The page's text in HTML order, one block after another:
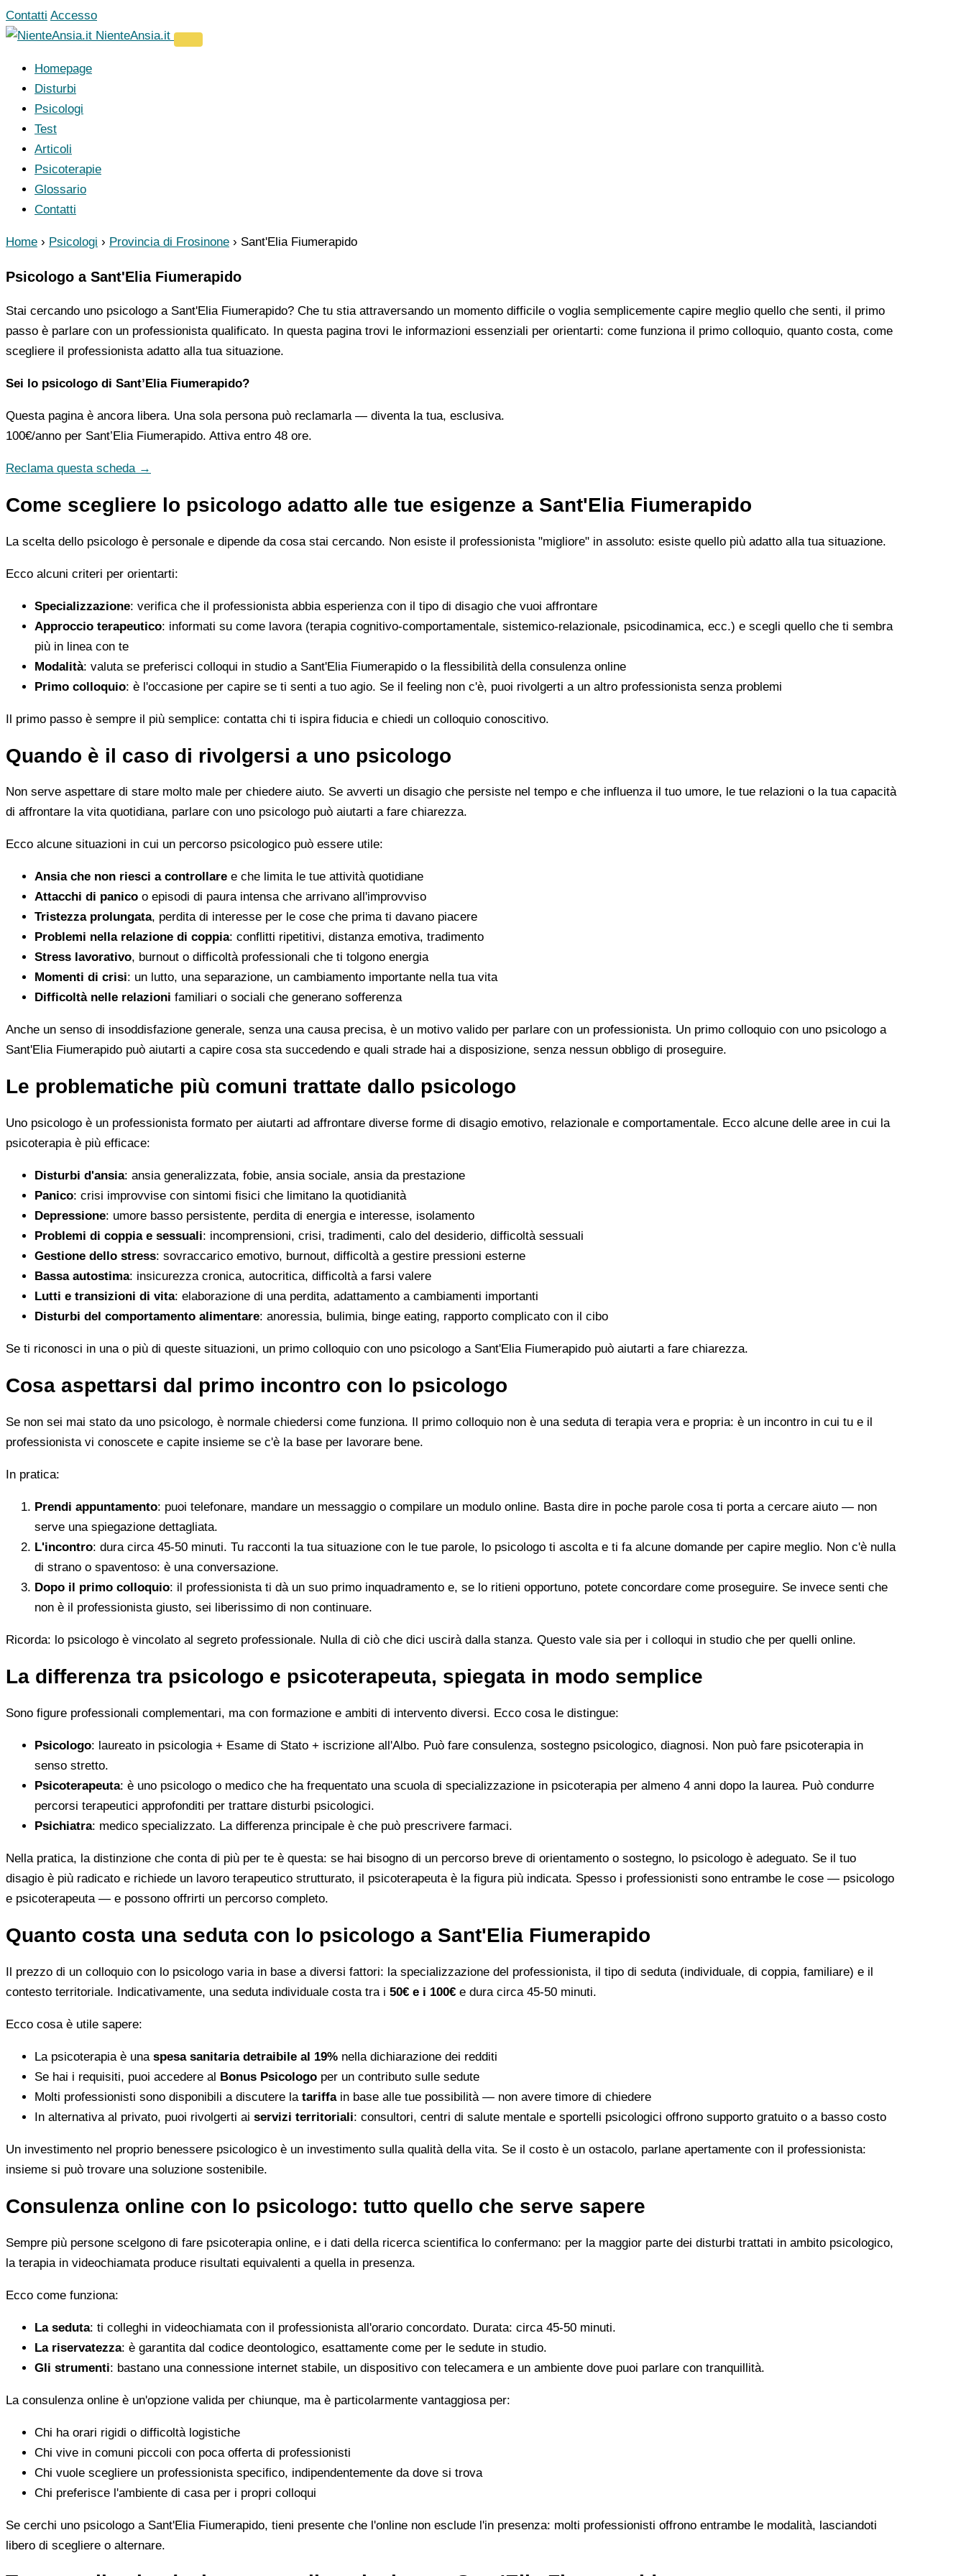
Vai
al
Contatti Accesso
NienteAnsia.it
Homepage
Disturbi
Psicologi
Test
Articoli
Psicoterapie
Glossario
Contatti
Home › Psicologi › Provincia di Frosinone › Sant'Elia Fiumerapido
Psicologo a Sant'Elia Fiumerapido
Stai cercando uno psicologo a Sant'Elia Fiumerapido? Che tu stia attraversando un momento difficile o voglia semplicemente capire meglio quello che senti, il primo
passo è parlare con un professionista qualificato. In questa pagina trovi le informazioni essenziali per orientarti: come funziona il primo colloquio, quanto costa, come
scegliere il professionista adatto alla tua situazione.
Sei lo psicologo di Sant’Elia Fiumerapido?
Questa pagina è ancora libera. Una sola persona può reclamarla — diventa la tua, esclusiva.
100€/anno per Sant’Elia Fiumerapido. Attiva entro 48 ore.
Reclama questa scheda →
Come scegliere lo psicologo adatto alle tue esigenze a Sant'Elia Fiumerapido
La scelta dello psicologo è personale e dipende da cosa stai cercando. Non esiste il professionista "migliore" in assoluto: esiste quello più adatto alla tua situazione.
Ecco alcuni criteri per orientarti:
Specializzazione: verifica che il professionista abbia esperienza con il tipo di disagio che vuoi affrontare
Approccio terapeutico: informati su come lavora (terapia cognitivo-comportamentale, sistemico-relazionale, psicodinamica, ecc.) e scegli quello che ti sembra
più in linea con te
Modalità: valuta se preferisci colloqui in studio a Sant'Elia Fiumerapido o la flessibilità della consulenza online
Primo colloquio: è l'occasione per capire se ti senti a tuo agio. Se il feeling non c'è, puoi rivolgerti a un altro professionista senza problemi
Il primo passo è sempre il più semplice: contatta chi ti ispira fiducia e chiedi un colloquio conoscitivo.
Quando è il caso di rivolgersi a uno psicologo
Non serve aspettare di stare molto male per chiedere aiuto. Se avverti un disagio che persiste nel tempo e che influenza il tuo umore, le tue relazioni o la tua capacità
di affrontare la vita quotidiana, parlare con uno psicologo può aiutarti a fare chiarezza.
Ecco alcune situazioni in cui un percorso psicologico può essere utile:
Ansia che non riesci a controllare e che limita le tue attività quotidiane
Attacchi di panico o episodi di paura intensa che arrivano all'improvviso
Tristezza prolungata, perdita di interesse per le cose che prima ti davano piacere
Problemi nella relazione di coppia: conflitti ripetitivi, distanza emotiva, tradimento
Stress lavorativo, burnout o difficoltà professionali che ti tolgono energia
Momenti di crisi: un lutto, una separazione, un cambiamento importante nella tua vita
Difficoltà nelle relazioni familiari o sociali che generano sofferenza
Anche un senso di insoddisfazione generale, senza una causa precisa, è un motivo valido per parlare con un professionista. Un primo colloquio con uno psicologo a
Sant'Elia Fiumerapido può aiutarti a capire cosa sta succedendo e quali strade hai a disposizione, senza nessun obbligo di proseguire.
Le problematiche più comuni trattate dallo psicologo
Uno psicologo è un professionista formato per aiutarti ad affrontare diverse forme di disagio emotivo, relazionale e comportamentale. Ecco alcune delle aree in cui la
psicoterapia è più efficace:
Disturbi d'ansia: ansia generalizzata, fobie, ansia sociale, ansia da prestazione
Panico: crisi improvvise con sintomi fisici che limitano la quotidianità
Depressione: umore basso persistente, perdita di energia e interesse, isolamento
Problemi di coppia e sessuali: incomprensioni, crisi, tradimenti, calo del desiderio, difficoltà sessuali
Gestione dello stress: sovraccarico emotivo, burnout, difficoltà a gestire pressioni esterne
Bassa autostima: insicurezza cronica, autocritica, difficoltà a farsi valere
Lutti e transizioni di vita: elaborazione di una perdita, adattamento a cambiamenti importanti
Disturbi del comportamento alimentare: anoressia, bulimia, binge eating, rapporto complicato con il cibo
Se ti riconosci in una o più di queste situazioni, un primo colloquio con uno psicologo a Sant'Elia Fiumerapido può aiutarti a fare chiarezza.
Cosa aspettarsi dal primo incontro con lo psicologo
Se non sei mai stato da uno psicologo, è normale chiedersi come funziona. Il primo colloquio non è una seduta di terapia vera e propria: è un incontro in cui tu e il
professionista vi conoscete e capite insieme se c'è la base per lavorare bene.
In pratica:
Prendi appuntamento: puoi telefonare, mandare un messaggio o compilare un modulo online. Basta dire in poche parole cosa ti porta a cercare aiuto — non
serve una spiegazione dettagliata.
L'incontro: dura circa 45-50 minuti. Tu racconti la tua situazione con le tue parole, lo psicologo ti ascolta e ti fa alcune domande per capire meglio. Non c'è nulla
di strano o spaventoso: è una conversazione.
Dopo il primo colloquio: il professionista ti dà un suo primo inquadramento e, se lo ritieni opportuno, potete concordare come proseguire. Se invece senti che
non è il professionista giusto, sei liberissimo di non continuare.
Ricorda: lo psicologo è vincolato al segreto professionale. Nulla di ciò che dici uscirà dalla stanza. Questo vale sia per i colloqui in studio che per quelli online.
La differenza tra psicologo e psicoterapeuta, spiegata in modo semplice
Sono figure professionali complementari, ma con formazione e ambiti di intervento diversi. Ecco cosa le distingue:
Psicologo: laureato in psicologia + Esame di Stato + iscrizione all'Albo. Può fare consulenza, sostegno psicologico, diagnosi. Non può fare psicoterapia in
senso stretto.
Psicoterapeuta: è uno psicologo o medico che ha frequentato una scuola di specializzazione in psicoterapia per almeno 4 anni dopo la laurea. Può condurre
percorsi terapeutici approfonditi per trattare disturbi psicologici.
Psichiatra: medico specializzato. La differenza principale è che può prescrivere farmaci.
Nella pratica, la distinzione che conta di più per te è questa: se hai bisogno di un percorso breve di orientamento o sostegno, lo psicologo è adeguato. Se il tuo
disagio è più radicato e richiede un lavoro terapeutico strutturato, il psicoterapeuta è la figura più indicata. Spesso i professionisti sono entrambe le cose — psicologo
e psicoterapeuta — e possono offrirti un percorso completo.
Quanto costa una seduta con lo psicologo a Sant'Elia Fiumerapido
Il prezzo di un colloquio con lo psicologo varia in base a diversi fattori: la specializzazione del professionista, il tipo di seduta (individuale, di coppia, familiare) e il
contesto territoriale. Indicativamente, una seduta individuale costa tra i 50€ e i 100€ e dura circa 45-50 minuti.
Ecco cosa è utile sapere:
La psicoterapia è una spesa sanitaria detraibile al 19% nella dichiarazione dei redditi
Se hai i requisiti, puoi accedere al Bonus Psicologo per un contributo sulle sedute
Molti professionisti sono disponibili a discutere la tariffain base alle tue possibilità — non avere timore di chiedere
In alternativa al privato, puoi rivolgerti ai servizi territoriali: consultori, centri di salute mentale e sportelli psicologici offrono supporto gratuito o a basso costo
Un investimento nel proprio benessere psicologico è un investimento sulla qualità della vita. Se il costo è un ostacolo, parlane apertamente con il professionista:
insieme si può trovare una soluzione sostenibile.
Consulenza online con lo psicologo: tutto quello che serve sapere
Sempre più persone scelgono di fare psicoterapia online, e i dati della ricerca scientifica lo confermano: per la maggior parte dei disturbi trattati in ambito psicologico,
la terapia in videochiamata produce risultati equivalenti a quella in presenza.
Ecco come funziona:
La seduta: ti colleghi in videochiamata con il professionista all'orario concordato. Durata: circa 45-50 minuti.
La riservatezza: è garantita dal codice deontologico, esattamente come per le sedute in studio.
Gli strumenti: bastano una connessione internet stabile, un dispositivo con telecamera e un ambiente dove puoi parlare con tranquillità.
La consulenza online è un'opzione valida per chiunque, ma è particolarmente vantaggiosa per:
Chi ha orari rigidi o difficoltà logistiche
Chi vive in comuni piccoli con poca offerta di professionisti
Chi vuole scegliere un professionista specifico, indipendentemente da dove si trova
Chi preferisce l'ambiente di casa per i propri colloqui
Se cerchi uno psicologo a Sant'Elia Fiumerapido, tieni presente che l'online non esclude l'in presenza: molti professionisti offrono entrambe le modalità, lasciandoti
libero di scegliere o alternare.